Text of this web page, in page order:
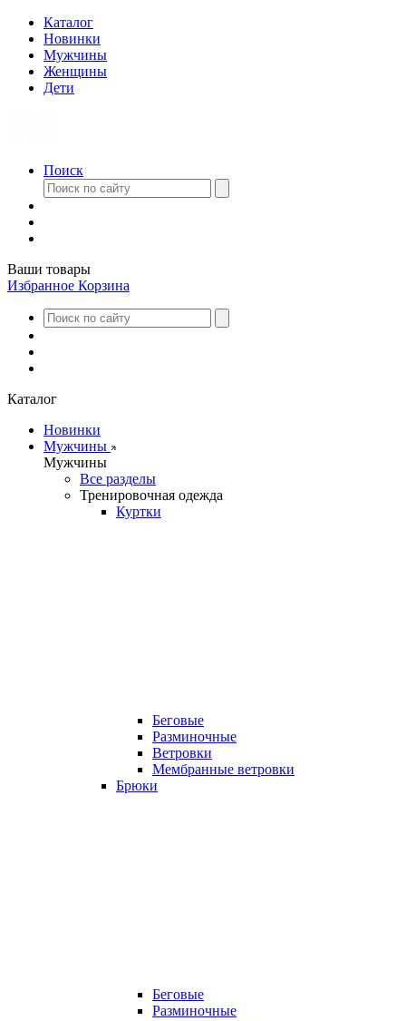
Каталог
Новинки
Мужчины
Женщины
Дети
Поиск
Ваши товары
Избранное Корзина
Каталог
Новинки
Мужчины
Мужчины
Все разделы
Тренировочная одежда
Куртки
Беговые
Разминочные
Ветровки
Мембранные ветровки
Брюки
Беговые
Разминочные